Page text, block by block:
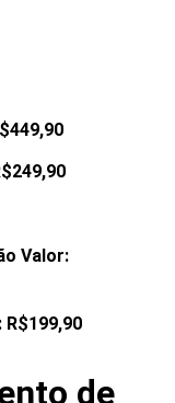
Valor:
de